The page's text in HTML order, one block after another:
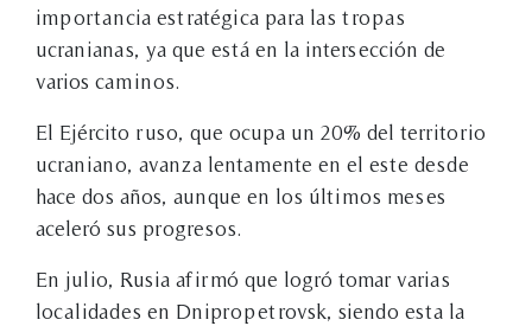
importancia estratégica para las tropas
ucranianas, ya que está en la intersección de
varios caminos.
El Ejército ruso, que ocupa un 20% del territorio
ucraniano, avanza lentamente en el este desde
hace dos años, aunque en los últimos meses
aceleró sus progresos.
En julio, Rusia afirmó que logró tomar varias
localidades en Dnipropetrovsk, siendo esta la